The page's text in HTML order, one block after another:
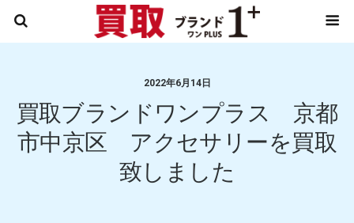
2022年6月14日
買取ブランドワンプラス 京都
市中京区 アクセサリーを買取
致しました